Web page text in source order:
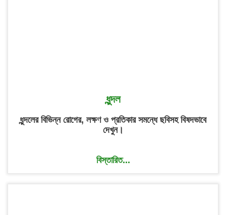
ধুন্দল
ধুন্দলের বিভিন্ন রোগের, লক্ষণ ও প্রতিকার সমন্ধে ছবিসহ বিষদভাবে
দেখুন।
বিস্তারিত...